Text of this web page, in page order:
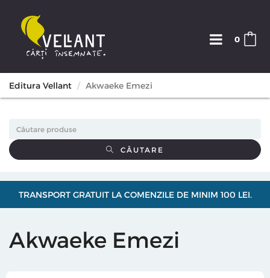
0
Editura Vellant Akwaeke Emezi
CĂUTARE
TRANSPORT GRATUIT LA COMENZILE DE MINIM 100 LEI.
Akwaeke Emezi